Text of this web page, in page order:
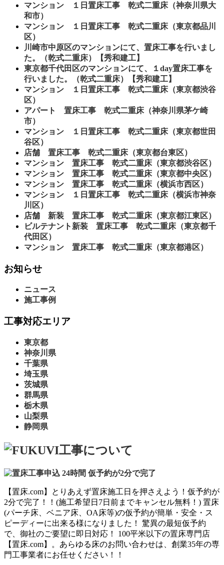
マンション １日置床工事 乾式二重床（神奈川県大
和市）
マンション １日置床工事 乾式二重床（東京都品川
区）
川崎市中原区のマンションにて、置床工事を行いまし
た。（乾式二重床）【秀和建工】
東京都千代田区のマンションにて、１day置床工事を
行いました。（乾式二重床）【秀和建工】
マンション １日置床工事 乾式二重床（東京都渋谷
区）
アパート 置床工事 乾式二重床（神奈川県茅ケ崎
市）
マンション １日置床工事 乾式二重床（東京都世田
谷区）
店舗 置床工事 乾式二重床（東京都台東区）
マンション 置床工事 乾式二重床（東京都渋谷区）
マンション 置床工事 乾式二重床（東京都中央区）
マンション 置床工事 乾式二重床（横浜市西区）
マンション １日置床工事 乾式二重床（横浜市神奈
川区）
店舗 新装 置床工事 乾式二重床（東京都江東区）
ビルテナント新装 置床工事 乾式二重床（東京都千
代田区）
マンション 置床工事 乾式二重床（東京都港区）
お知らせ
ニュース
施工事例
工事対応エリア
東京都
神奈川県
千葉県
埼玉県
茨城県
群馬県
栃木県
山梨県
静岡県
【置床.com】とりあえず置床施工日を押さえよう！仮予約が
2分で完了！！(施工希望日7日前までキャンセル無料！) 置床
(パーチ床、ベニア床、OA床等)の仮予約が簡単・安全・ス
ピーディーに出来る様になりました！ 驚異の最短仮予約
で、御社のご要望に即日対応！ 100平米以下の置床専門店
【置床.com】。あらゆる床のお問い合わせは、創業35年の専
門工事業者にお任せください！！